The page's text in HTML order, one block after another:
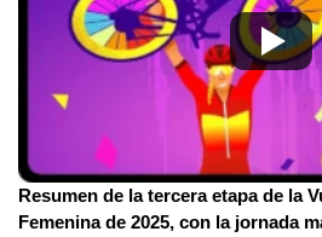
Resumen de la tercera etapa de la
Femenina de 2025, con la jornada